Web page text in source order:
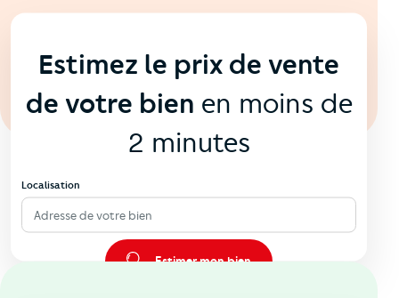
Estimez le prix de vente
de votre bien en moins de
2 minutes
Localisation
Adresse de votre bien
Estimer mon bien